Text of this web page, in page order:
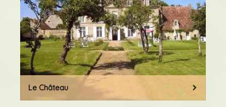
Le Château